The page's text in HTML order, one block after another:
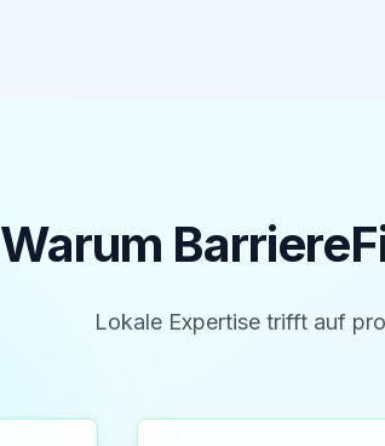
Warum
Lokale Expertise trifft auf